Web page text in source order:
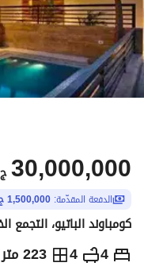
30,000,000
الدفعة المقدّمة: 1,500,000 ج.م
كومباوند الباتيو، التجمع
4
4 223 متر مربع ج.م30,000,000